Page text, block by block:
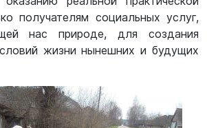
получателям социальных услуг,
нас природе, для создания
жизни нынешних и будущих